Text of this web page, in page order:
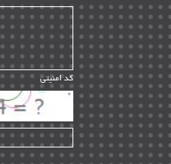
مدیریت دانش
مدیریت سازمانی و عمومی | ۲
تأمین کالا | ۱۳
EPC | ۲۰
پیمانکاران بین المللی | ۸
اطلاعات انرژی کشورها | ۱۴
پروژه های خارجی | ۱۵
کد امنیتی